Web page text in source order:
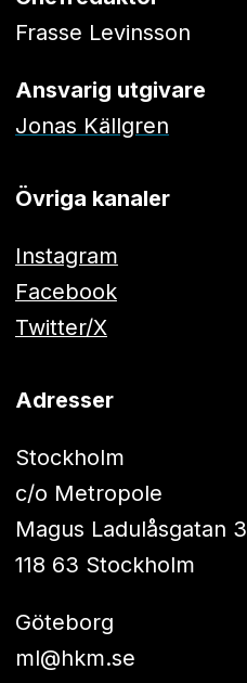
Frasse Levinsson
Ansvarig utgivare
Jonas Källgren
Övriga kanaler
Instagram
Facebook
Twitter/X
Adresser
Stockholm
c/o Metropole
Magus Ladulåsgatan 3
118 63 Stockholm
Göteborg
ml@hkm.se